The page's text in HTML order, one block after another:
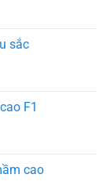
sắc
F1
cao